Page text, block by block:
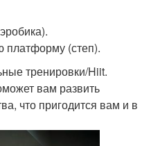
платформу (степ).
тренировки/Hiit.
вам развить
что пригодится вам и в